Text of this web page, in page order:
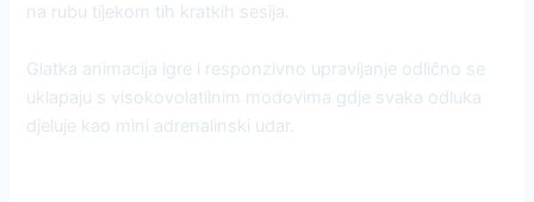
na rubu tijekom tih kratkih sesija.
Glatka animacija igre i responzivno upravljanje odlično se
uklapaju s visokovolatilnim modovima gdje svaka odluka
djeluje kao mini adrenalinski udar.